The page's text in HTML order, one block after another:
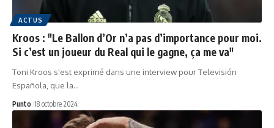
ACTUS
Kroos : "Le Ballon d’Or n’a pas d’importance pour moi.
Si c’est un joueur du Real qui le gagne, ça me va"
Toni Kroos s'est exprimé dans une interview pour Televisión
Española, que la…
Punto 18 octobre 2024